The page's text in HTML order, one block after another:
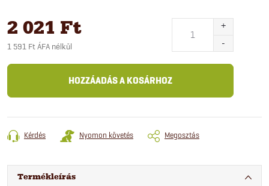
2 021 Ft
1 591 Ft ÁFA nélkül
HOZZÁADÁS A KOSÁRHOZ
Kérdés Nyomon követés Megosztás
Termékleírás